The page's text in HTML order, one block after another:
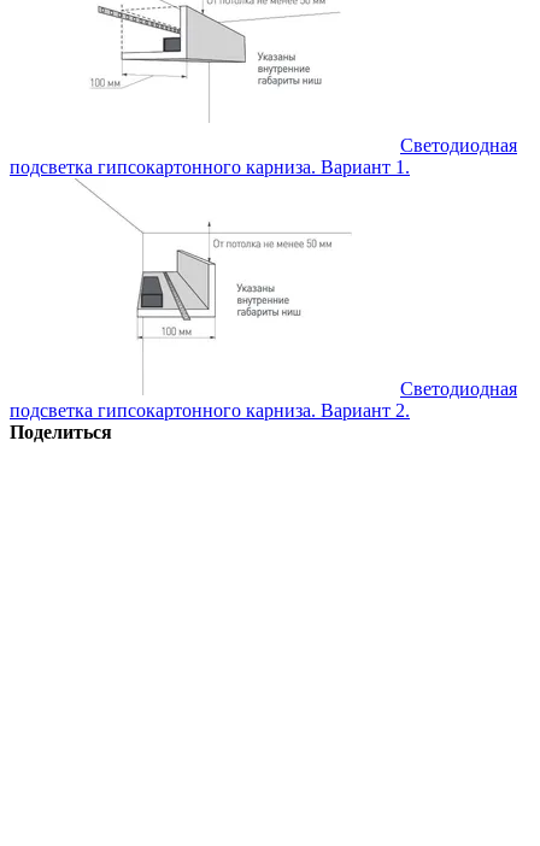
Светодиодная
подсветка гипсокартонного карниза. Вариант 1.
Светодиодная
подсветка гипсокартонного карниза. Вариант 2.
Поделиться